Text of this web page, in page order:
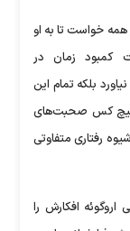
همه خواست تا به او
کمبود زمان در
بلکه تمام این
«هیچ کس صحبت‌های
رفتاری متفاوتی
افکارش را